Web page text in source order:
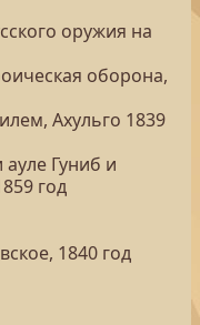
оружия на
оборона,
Ахульго 1839
Гуниб и
год
1840 год